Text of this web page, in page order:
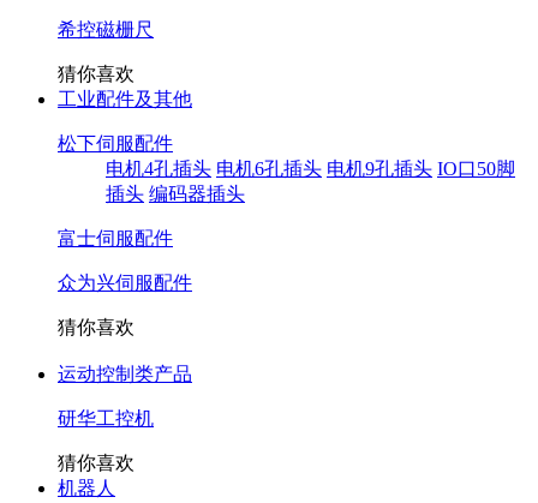
希控磁栅尺
猜你喜欢
工业配件及其他
松下伺服配件
电机4孔插头 电机6孔插头 电机9孔插头 IO口50脚
插头 编码器插头
富士伺服配件
众为兴伺服配件
猜你喜欢
运动控制类产品
研华工控机
猜你喜欢
机器人